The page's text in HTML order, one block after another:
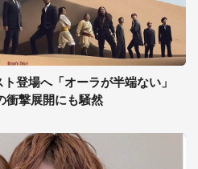
登場へ「オーラが半端ない」
衝撃展開にも騒然